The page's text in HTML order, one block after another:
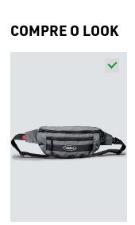
COMPRE O LOOK